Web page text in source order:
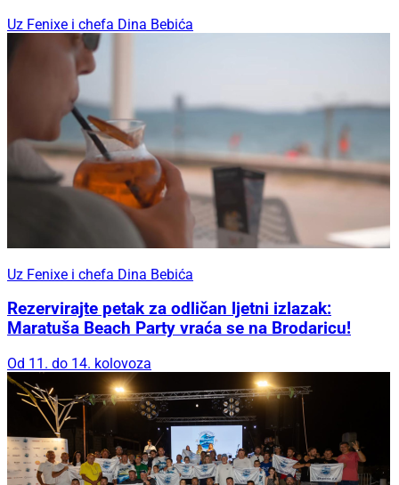
Uz Fenixe i chefa Dina Bebića
Uz Fenixe i chefa Dina Bebića
Rezervirajte petak za odličan ljetni izlazak:
Maratuša Beach Party vraća se na Brodaricu!
Od 11. do 14. kolovoza